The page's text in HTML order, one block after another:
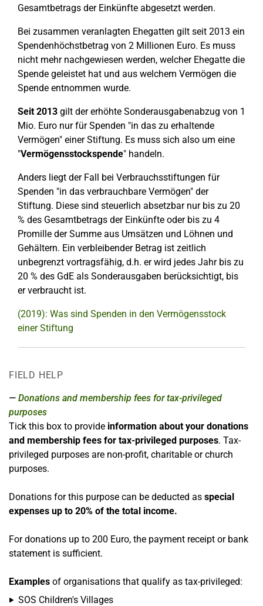
Gesamtbetrags der Einkünfte abgesetzt werden.
Bei zusammen veranlagten Ehegatten gilt seit 2013 ein
Spendenhöchstbetrag von 2 Millionen Euro. Es muss
nicht mehr nachgewiesen werden, welcher Ehegatte die
Spende geleistet hat und aus welchem Vermögen die
Spende entnommen wurde.
Seit 2013 gilt der erhöhte Sonderausgabenabzug von 1
Mio. Euro nur für Spenden "in das zu erhaltende
Vermögen" einer Stiftung. Es muss sich also um eine
"Vermögensstockspende" handeln.
Anders liegt der Fall bei Verbrauchsstiftungen für
Spenden "in das verbrauchbare Vermögen" der
Stiftung. Diese sind steuerlich absetzbar nur bis zu 20
% des Gesamtbetrags der Einkünfte oder bis zu 4
Promille der Summe aus Umsätzen und Löhnen und
Gehältern. Ein verbleibender Betrag ist zeitlich
unbegrenzt vortragsfähig, d.h. er wird jedes Jahr bis zu
20 % des GdE als Sonderausgaben berücksichtigt, bis
er verbraucht ist.
(2019): Was sind Spenden in den Vermögensstock
einer Stiftung
FIELD HELP
Donations and membership fees for tax-privileged
purposes
Tick this box to provide information about your donations
and membership fees for tax-privileged purposes. Tax-
privileged purposes are non-profit, charitable or church
purposes.
Donations for this purpose can be deducted as special
expenses up to 20% of the total income.
For donations up to 200 Euro, the payment receipt or bank
statement is sufficient.
Examples of organisations that qualify as tax-privileged:
SOS Children's Villages